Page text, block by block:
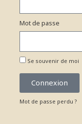
Mot de passe
Se souvenir de moi
Connexion
Mot de passe perdu ?